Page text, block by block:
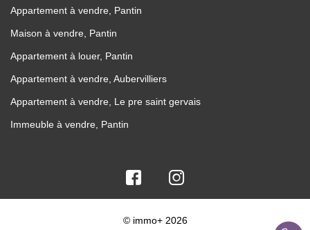
Appartement à vendre, Pantin
Maison à vendre, Pantin
Appartement à louer, Pantin
Appartement à vendre, Aubervilliers
Appartement à vendre, Le pre saint gervais
Immeuble à vendre, Pantin
© immo+ 2026